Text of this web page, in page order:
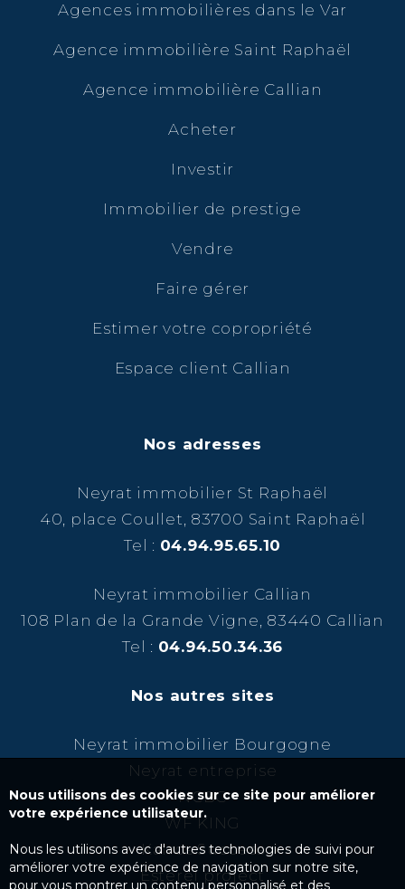
Agences immobilières dans le Var
Agence immobilière Saint Raphaël
Agence immobilière Callian
Acheter
Investir
Immobilier de prestige
Vendre
Faire gérer
Estimer votre copropriété
Espace client Callian
Nos adresses
Neyrat immobilier St Raphaël
40, place Coullet, 83700 Saint Raphaël
Tel : 04.94.95.65.10
Neyrat immobilier Callian
108 Plan de la Grande Vigne, 83440 Callian
Tel : 04.94.50.34.36
Nos autres sites
Neyrat immobilier Bourgogne
Neyrat entreprise
NCBC
WF KING
Kairos Success
Esterel project
Nous utilisons des cookies sur ce site pour améliorer
votre expérience utilisateur.
Nous les utilisons avec d'autres technologies de suivi pour
améliorer votre expérience de navigation sur notre site,
pour vous montrer un contenu personnalisé et des